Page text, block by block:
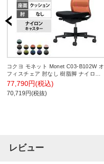
コクヨ モネット Monet C03-B102W オ
フィスチェア 肘なし 樹脂脚 ナイロン
キャスター ランバーサポート付き 背メ
ッシュ 座面布張り 背座別色(背色選択/
座ブラック) 本体/脚ブラック
77,790円(税込)
70,719円(税抜)
レビュー